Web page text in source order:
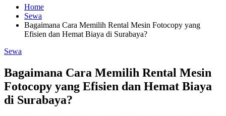
Home
Sewa
Bagaimana Cara Memilih Rental Mesin Fotocopy yang
Efisien dan Hemat Biaya di Surabaya?
Sewa
Bagaimana Cara Memilih Rental Mesin
Fotocopy yang Efisien dan Hemat Biaya
di Surabaya?